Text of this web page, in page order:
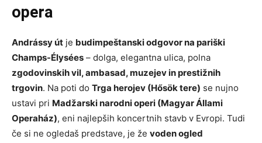
opera
Andrássy út je budimpeštanski odgovor na pariški
Champs-Élysées – dolga, elegantna ulica, polna
zgodovinskih vil, ambasad, muzejev in prestižnih
trgovin. Na poti do Trga herojev (Hősök tere) se nujno
ustavi pri Madžarski narodni operi (Magyar Állami
Operaház), eni najlepših koncertnih stavb v Evropi. Tudi
če si ne ogledaš predstave, je že voden ogled